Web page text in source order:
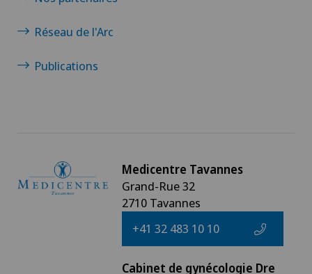
Réseau de l'Arc
Publications
Medicentre Tavannes
Grand-Rue 32
2710 Tavannes
+41 32 483 10 10
Cabinet de gynécologie Dre